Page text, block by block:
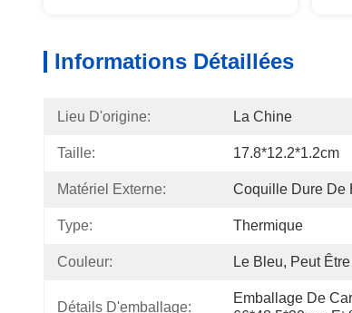
Informations Détaillées
Lieu D'origine: La Chine
Taille: 17.8*12.2*1.2cm
Matériel Externe: Coquille Dure De
Type: Thermique
Couleur: Le Bleu, Peut
Détails D'emballage:
Emballage De